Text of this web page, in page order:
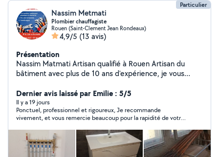
Particulier
Nassim Metmati
Plombier chauffagiste
Rouen (Saint-Clement Jean Rondeaux)
4,9/5 (13 avis)
Présentation
Nassim Matmati Artisan qualifié à Rouen Artisan du
bâtiment avec plus de 10 ans d'expérience, je vous
tous vos travaux de : Plomberie : Installation, rénovation,
dépannage, recherche et réparation de fuites,
remplacement de chauffe-eau, sanitaires, robinetterie
Chauffage : Pose et remplacement de radiateurs,
chaudières, entretien, mise en service, dépannage.
Électricité : Installation de prises, interrupteurs,
luminaires, tableaux électriques, rénovations complètes,
Dernier avis laissé par Emilie : 5/5
Il y a 19 jours
Ponctuel, professionnel et rigoureux, Je recommande
vivement, et vous remercie beaucoup pour la rapidité de votre